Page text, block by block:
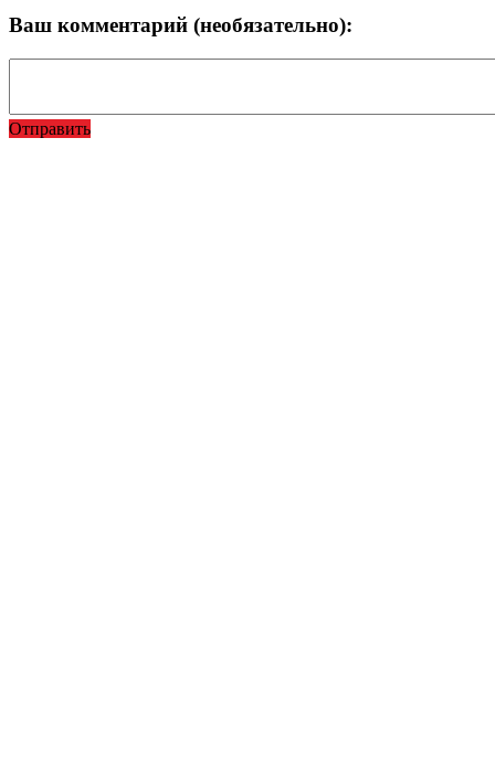
Ваш комментарий (необязательно):
Отправить